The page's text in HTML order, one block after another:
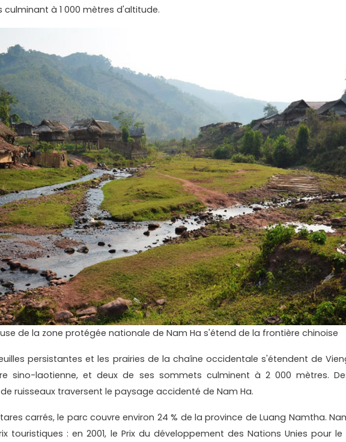
à 1 000 mètres d'altitude.
de la zone protégée nationale de Nam Ha s'étend de la frontière chinoise
persistantes et les prairies de la chaîne occidentale s'étendent de
sino-laotienne, et deux de ses sommets culminent à 2 000 mètres.
ruisseaux traversent le paysage accidenté de Nam Ha.
carrés, le parc couvre environ 24 % de la province de Luang Namtha.
touristiques : en 2001, le Prix du développement des Nations Unies pour le